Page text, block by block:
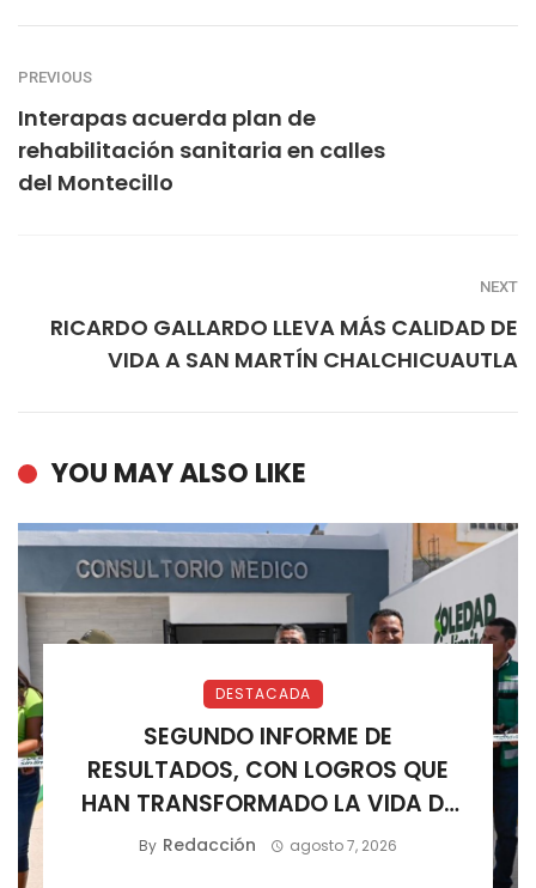
PREVIOUS
Interapas acuerda plan de
rehabilitación sanitaria en calles
del Montecillo
NEXT
RICARDO GALLARDO LLEVA MÁS CALIDAD DE
VIDA A SAN MARTÍN CHALCHICUAUTLA
YOU MAY ALSO LIKE
DESTACADA
SEGUNDO INFORME DE
RESULTADOS, CON LOGROS QUE
HAN TRANSFORMADO LA VIDA DE
LOS SOLEDENSES: JUAN MANUEL
By Redacción agosto 7, 2026